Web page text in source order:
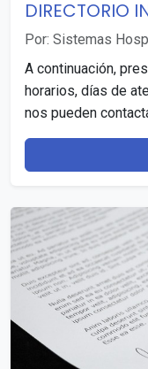
DIRECTORIO
Por: Sistemas
A continuación,
horarios, días de
nos pueden
DÍAS…